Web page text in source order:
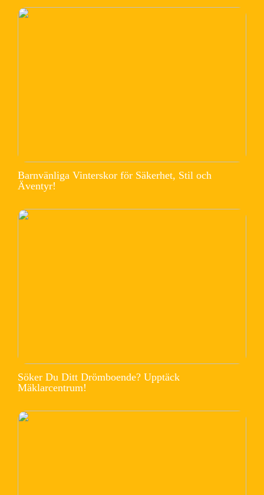
Barnvänliga Vinterskor för Säkerhet, Stil och
Äventyr!
Söker Du Ditt Drömboende? Upptäck
Mäklarcentrum!